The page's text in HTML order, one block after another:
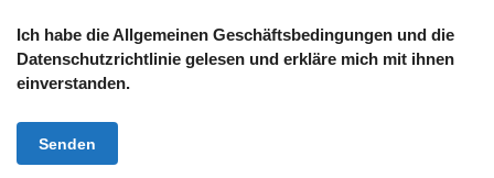
Ich habe die Allgemeinen Geschäftsbedingungen und die
Datenschutzrichtlinie gelesen und erkläre mich mit ihnen
einverstanden.